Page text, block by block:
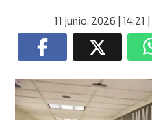
11 junio, 2026 | 14:21 |